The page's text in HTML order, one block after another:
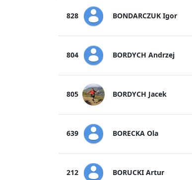
828 BONDARCZUK Igor
804 BORDYCH Andrzej
805 BORDYCH Jacek
639 BORECKA Ola
212 BORUCKI Artur